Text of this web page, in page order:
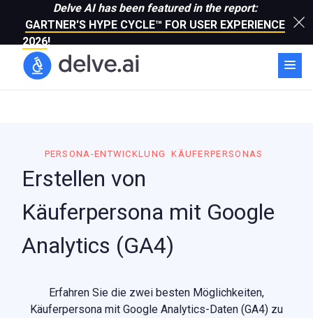
Delve AI has been featured in the report:
GARTNER'S HYPE CYCLE™ FOR USER EXPERIENCE
2026!
PERSONA-ENTWICKLUNG KÄUFERPERSONAS
Erstellen von
Käuferpersona mit Google
Analytics (GA4)
Erfahren Sie die zwei besten Möglichkeiten,
Käuferpersona mit Google Analytics-Daten (GA4) zu